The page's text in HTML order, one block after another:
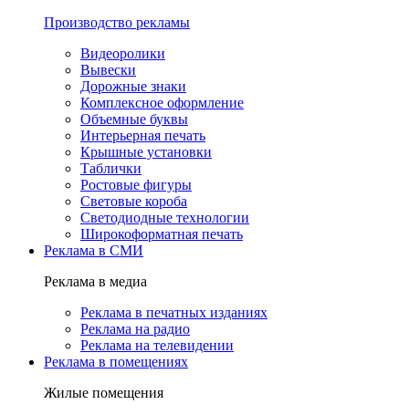
Производство рекламы
Видеоролики
Вывески
Дорожные знаки
Комплексное оформление
Объемные буквы
Интерьерная печать
Крышные установки
Таблички
Ростовые фигуры
Световые короба
Светодиодные технологии
Широкоформатная печать
Реклама в СМИ
Реклама в медиа
Реклама в печатных изданиях
Реклама на радио
Реклама на телевидении
Реклама в помещениях
Жилые помещения